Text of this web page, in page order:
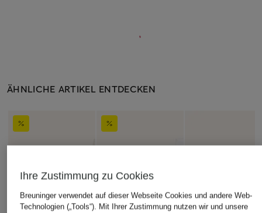
ÄHNLICHE ARTIKEL ENTDECKEN
Ihre Zustimmung zu Cookies
Breuninger verwendet auf dieser Webseite Cookies und andere Web-
Technologien („Tools“). Mit Ihrer Zustimmung nutzen wir und unsere